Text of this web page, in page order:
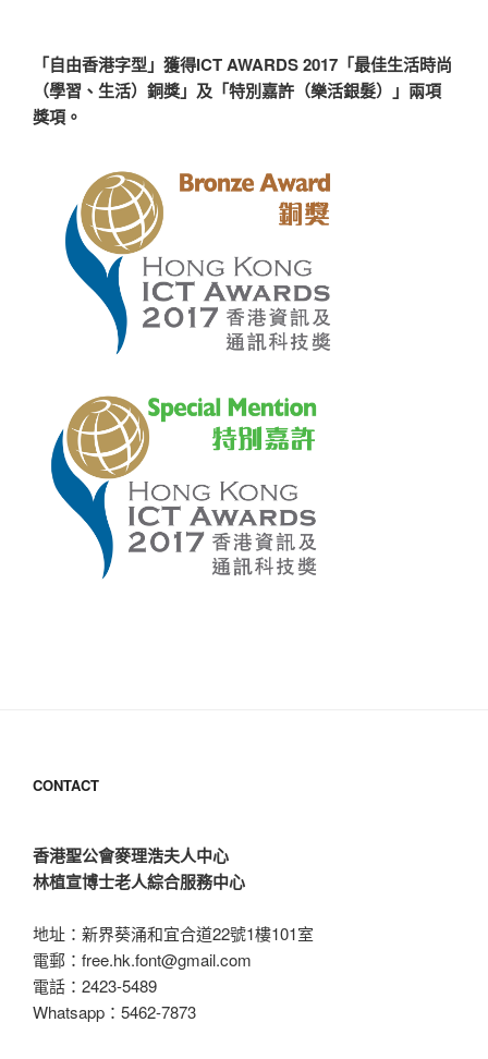
「自由香港字型」獲得ICT AWARDS 2017「最佳生活時尚
（學習、生活）銅獎」及「特別嘉許（樂活銀髮）」兩項
獎項。
CONTACT
香港聖公會麥理浩夫人中心
林植宣博士老人綜合服務中心
地址：新界葵涌和宜合道22號1樓101室
電郵： free.hk.font@gmail.com
電話：2423-5489
Whatsapp：5462-7873